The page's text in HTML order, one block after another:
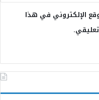
الإلكتروني في هذا